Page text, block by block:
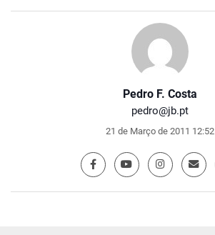
Pedro F. Costa
pedro@jb.pt
21 de Março de 2011 12:52